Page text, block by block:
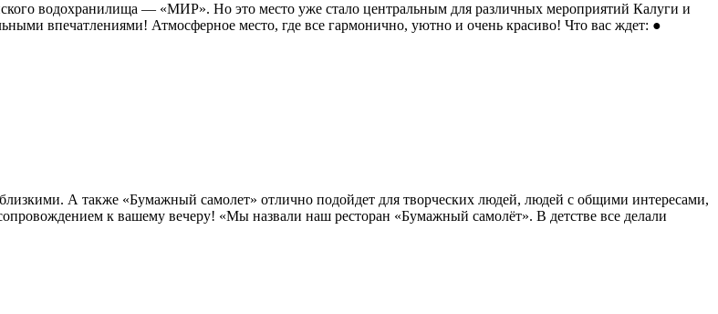
водохранилища — «МИР». Но это место уже стало центральным для различных мероприятий Калуги и
впечатлениями! Атмосферное место, где все гармонично, уютно и очень красиво! Что вас ждет: ●
А также «Бумажный самолет» отлично подойдет для творческих людей, людей с общими интересами,
к вашему вечеру! «Мы назвали наш ресторан «Бумажный самолёт». В детстве все делали